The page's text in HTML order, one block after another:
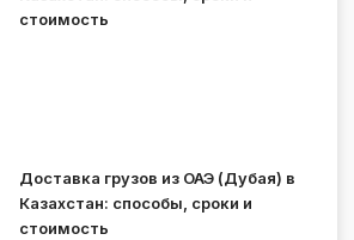
стоимость
Доставка грузов из ОАЭ (Дубая) в
Казахстан: способы, сроки и
стоимость